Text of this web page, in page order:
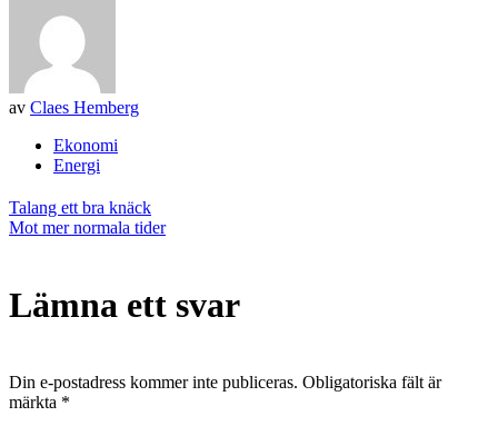
av Claes Hemberg
Ekonomi
Energi
Inläggsnavigering
Talang ett bra knäck
Mot mer normala tider
Lämna ett svar
Din e-postadress kommer inte publiceras. Obligatoriska fält är
märkta *